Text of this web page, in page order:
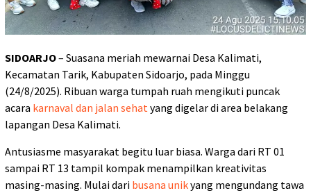
SIDOARJO– Suasana meriah mewarnai Desa Kalimati,
Kecamatan Tarik, Kabupaten Sidoarjo, pada Minggu
(24/8/2025). Ribuan warga tumpah ruah mengikuti puncak
acara karnaval dan jalan sehat yang digelar di area belakang
lapangan Desa Kalimati.
Antusiasme masyarakat begitu luar biasa. Warga dari RT 01
sampai RT 13 tampil kompak menampilkan kreativitas
masing-masing. Mulai dari busana unikyang mengundang tawa